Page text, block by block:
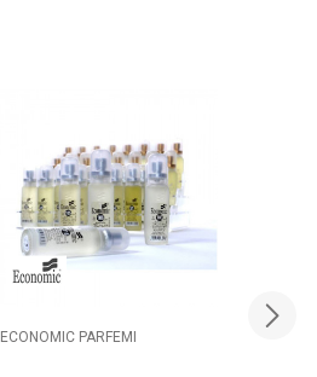
ECONOMIC PARFEMI